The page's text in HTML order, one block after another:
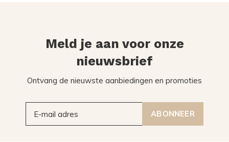
Meld je aan voor onze
nieuwsbrief
Ontvang de nieuwste aanbiedingen en promoties
ABONNEER